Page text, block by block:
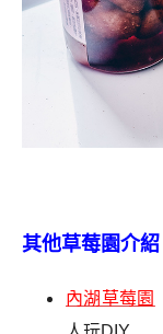
其他草莓園介紹
內湖草莓園